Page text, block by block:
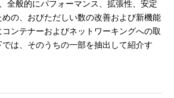
全般的にパフォーマンス、拡張性、安定
の、おびただしい数の改善および新機能
ンテナーおよびネットワーキングへの取
は、そのうちの一部を抽出して紹介す